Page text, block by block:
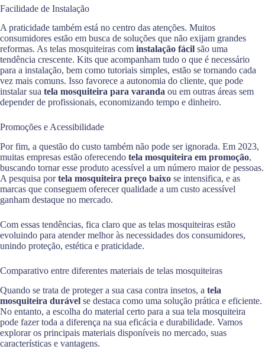
Facilidade de Instalação
A praticidade também está no centro das atenções. Muitos
consumidores estão em busca de soluções que não exijam grandes
reformas. As telas mosquiteiras com instalação fácil são uma
tendência crescente. Kits que acompanham tudo o que é necessário
para a instalação, bem como tutoriais simples, estão se tornando cada
vez mais comuns. Isso favorece a autonomia do cliente, que pode
instalar sua tela mosquiteira para varanda ou em outras áreas sem
depender de profissionais, economizando tempo e dinheiro.
Promoções e Acessibilidade
Por fim, a questão do custo também não pode ser ignorada. Em 2023,
muitas empresas estão oferecendo tela mosquiteira em promoção,
buscando tornar esse produto acessível a um número maior de pessoas.
A pesquisa portela mosquiteira preço baixo se intensifica, e as
marcas que conseguem oferecer qualidade a um custo acessível
ganham destaque no mercado.
Com essas tendências, fica claro que as telas mosquiteiras estão
evoluindo para atender melhor às necessidades dos consumidores,
unindo proteção, estética e praticidade.
Comparativo entre diferentes materiais de telas mosquiteiras
Quando se trata de proteger a sua casa contra insetos, a tela
mosquiteira durável se destaca como uma solução prática e eficiente.
No entanto, a escolha do material certo para a sua tela mosquiteira
pode fazer toda a diferença na sua eficácia e durabilidade. Vamos
explorar os principais materiais disponíveis no mercado, suas
características e vantagens.